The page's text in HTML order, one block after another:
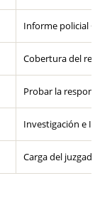
Informe policial
Cobertura del
Probar la
Investigación e
Carga del